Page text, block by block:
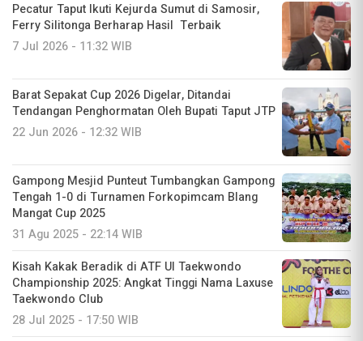
Pecatur Taput Ikuti Kejurda Sumut di Samosir,
Ferry Silitonga Berharap Hasil Terbaik
7 Jul 2026 - 11:32 WIB
Barat Sepakat Cup 2026 Digelar, Ditandai
Tendangan Penghormatan Oleh Bupati Taput JTP
22 Jun 2026 - 12:32 WIB
Gampong Mesjid Punteut Tumbangkan Gampong
Tengah 1-0 di Turnamen Forkopimcam Blang
Mangat Cup 2025
31 Agu 2025 - 22:14 WIB
Kisah Kakak Beradik di ATF UI Taekwondo
Championship 2025: Angkat Tinggi Nama Laxuse
Taekwondo Club
28 Jul 2025 - 17:50 WIB